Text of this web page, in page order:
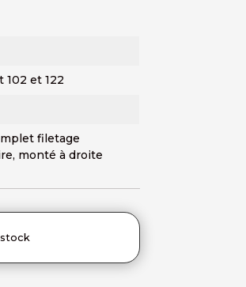
102 et 122
filetage
monté à droite